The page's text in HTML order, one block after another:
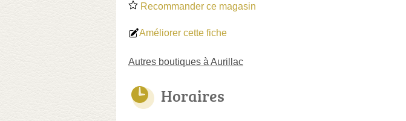
Recommander ce magasin
Améliorer cette fiche
Autres boutiques à Aurillac
Horaires